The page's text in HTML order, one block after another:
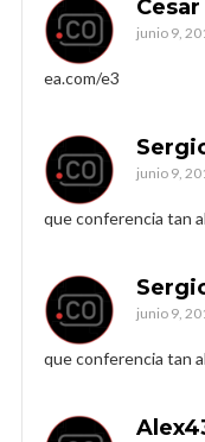
junio 9,
ea.com/e3
junio 9,
que conferencia tan
junio 9,
que conferencia tan